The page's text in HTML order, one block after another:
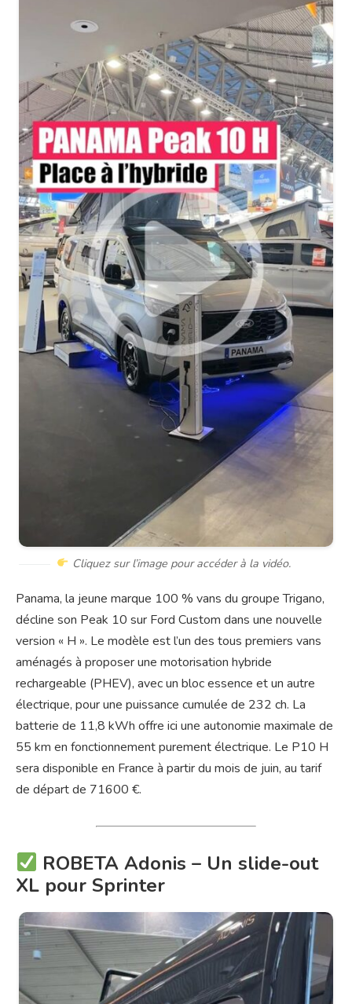
Cliquez sur l’image pour accéder à la vidéo.
Panama, la jeune marque 100 % vans du groupe Trigano,
décline son Peak 10 sur Ford Custom dans une nouvelle
version « H ». Le modèle est l’un des tous premiers vans
aménagés à proposer une motorisation hybride
rechargeable (PHEV), avec un bloc essence et un autre
électrique, pour une puissance cumulée de 232 ch. La
batterie de 11,8 kWh offre ici une autonomie maximale de
55 km en fonctionnement purement électrique. Le P10 H
sera disponible en France à partir du mois de juin, au tarif
de départ de 71600 €.
ROBETA Adonis – Un slide-out
XL pour Sprinter